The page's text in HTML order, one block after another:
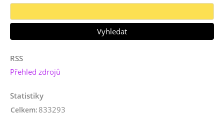
RSS
Přehled zdrojů
Statistiky
Celkem: 833293